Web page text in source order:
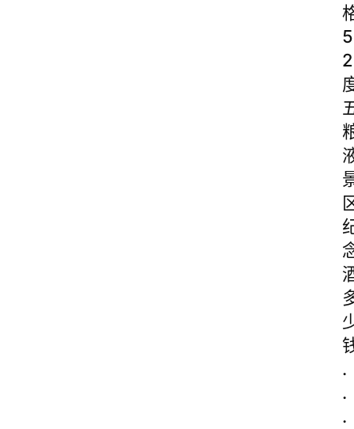
5
2
.
.
.